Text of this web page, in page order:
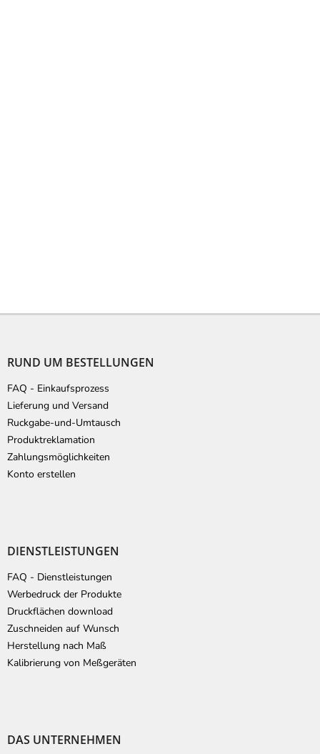
RUND UM BESTELLUNGEN
FAQ - Einkaufsprozess
Lieferung und Versand
Ruckgabe-und-Umtausch
Produktreklamation
Zahlungsmöglichkeiten
Konto erstellen
DIENSTLEISTUNGEN
FAQ - Dienstleistungen
Werbedruck der Produkte
Druckflächen download
Zuschneiden auf Wunsch
Herstellung nach Maß
Kalibrierung von Meßgeräten
DAS UNTERNEHMEN